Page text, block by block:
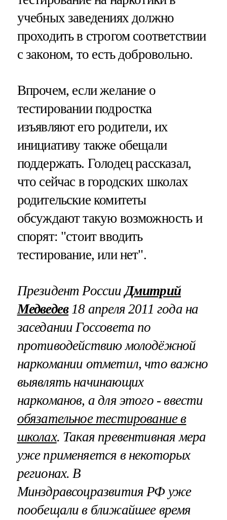
учебных заведениях должно
проходить в строгом соответствии
с законом, то есть добровольно.
Впрочем, если желание о
тестировании подростка
изъявляют его родители, их
инициативу также обещали
поддержать. Голодец рассказал,
что сейчас в городских школах
родительские комитеты
обсуждают такую возможность и
спорят: "стоит вводить
тестирование, или нет".
Президент РоссииДмитрий
Медведев18 апреля 2011 года на
заседании Госсовета по
противодействию молодёжной
наркомании отметил, что важно
выявлять начинающих
наркоманов, а для этого - ввести
обязательное тестирование в
школах. Такая превентивная мера
уже применяется в некоторых
регионах. В
Минздравсоцразвития РФ уже
пообещали в ближайшее время